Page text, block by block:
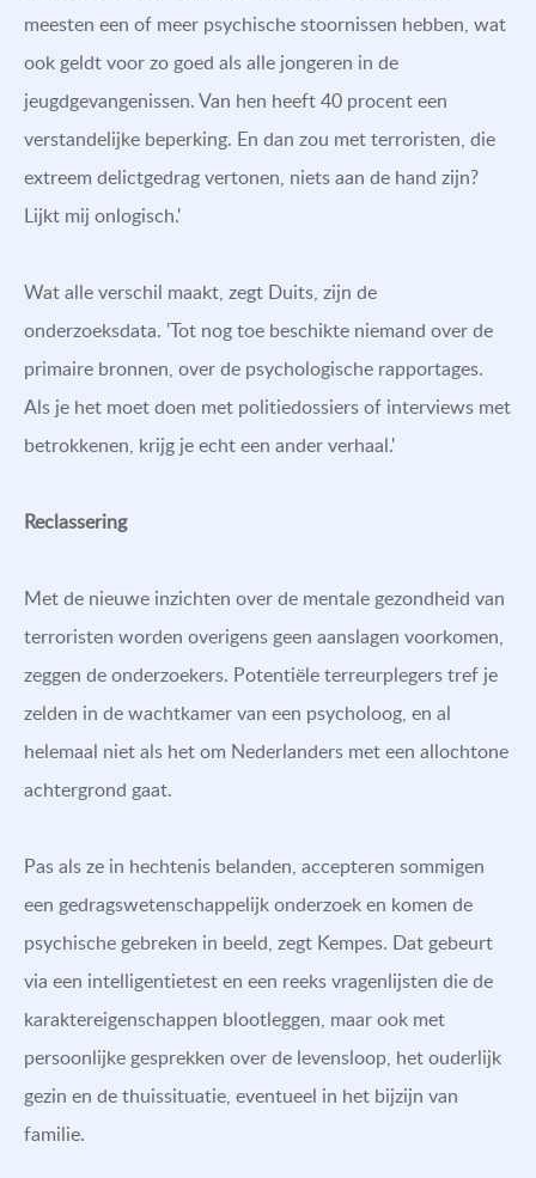
meesten een of meer psychische stoornissen hebben, wat
ook geldt voor zo goed als alle jongeren in de
jeugdgevangenissen. Van hen heeft 40 procent een
verstandelijke beperking. En dan zou met terroristen, die
extreem delictgedrag vertonen, niets aan de hand zijn?
Lijkt mij onlogisch.'
Wat alle verschil maakt, zegt Duits, zijn de
onderzoeksdata. 'Tot nog toe beschikte niemand over de
primaire bronnen, over de psychologische rapportages.
Als je het moet doen met politiedossiers of interviews met
betrokkenen, krijg je echt een ander verhaal.'
Reclassering
Met de nieuwe inzichten over de mentale gezondheid van
terroristen worden overigens geen aanslagen voorkomen,
zeggen de onderzoekers. Potentiële terreurplegers tref je
zelden in de wachtkamer van een psycholoog, en al
helemaal niet als het om Nederlanders met een allochtone
achtergrond gaat.
Pas als ze in hechtenis belanden, accepteren sommigen
een gedragswetenschappelijk onderzoek en komen de
psychische gebreken in beeld, zegt Kempes. Dat gebeurt
via een intelligentietest en een reeks vragenlijsten die de
karaktereigenschappen blootleggen, maar ook met
persoonlijke gesprekken over de levensloop, het ouderlijk
gezin en de thuissituatie, eventueel in het bijzijn van
familie.